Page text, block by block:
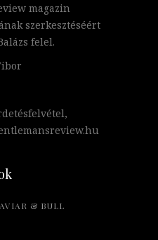
magazin
szerkesztéséért
felel.
& BULL